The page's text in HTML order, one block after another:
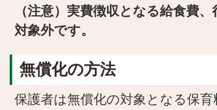
（注意）実費徴収となる給食費
対象外です。
無償化の方法
保護者は無償化の対象となる保